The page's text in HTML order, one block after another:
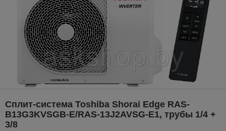
Сплит-система Toshiba Shorai Edge RAS-
B13G3KVSGB-E/RAS-13J2AVSG-E1, трубы 1/4 +
3/8